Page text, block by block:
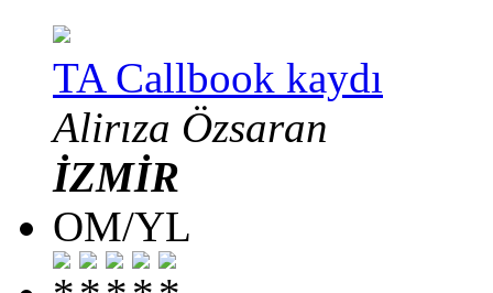
TA Callbook kaydı
Alirıza Özsaran
İZMİR
OM/YL